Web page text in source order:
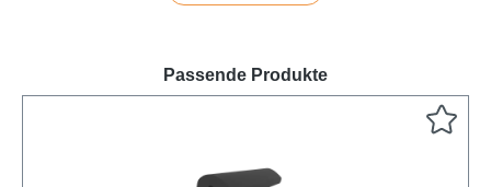
Passende Produkte